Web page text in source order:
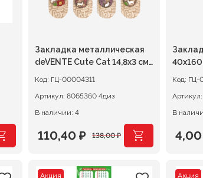
Закладка металлическая
deVENTE Cute Cat 14,8х3 см
Код: ГЦ-00004311
Артикул:
8065360 4диз
В наличии: 4
138,00₽
Первоначальная
110,40 ₽
Текущая
Код: ГЦ-
Артикул:
В
4,00
Акция Акция